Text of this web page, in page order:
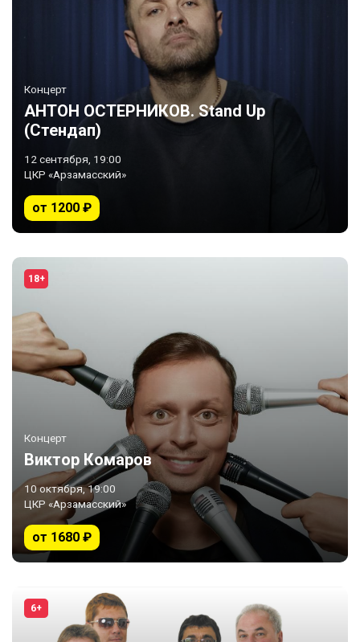
Концерт
АНТОН ОСТЕРНИКОВ. Stand Up
(Стендап)
12 сентября, 19:00
ЦКР «Арзамасский»
от 1200 ₽
18+
Концерт
Виктор Комаров
10 октября, 19:00
ЦКР «Арзамасский»
от 1680 ₽
6+